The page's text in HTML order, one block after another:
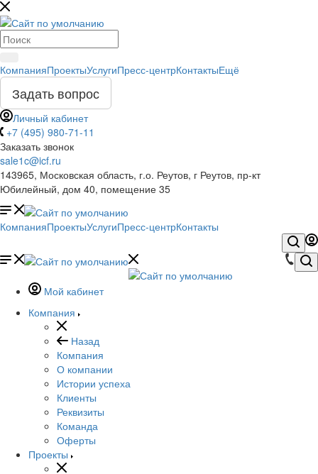
КомпанияПроектыУслугиПресс-центрКонтактыЕщё
Задать вопрос
Личный кабинет
+7 (495) 980-71-11
Заказать звонок
sale1c@icf.ru
143965, Московская область, г.о. Реутов, г Реутов, пр-кт
Юбилейный, дом 40, помещение 35
КомпанияПроектыУслугиПресс-центрКонтакты
Мой кабинет
Компания
Назад
Компания
О компании
Истории успеха
Клиенты
Реквизиты
Команда
Оферты
Проекты